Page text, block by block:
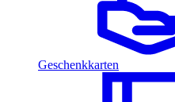
Geschenkkarten